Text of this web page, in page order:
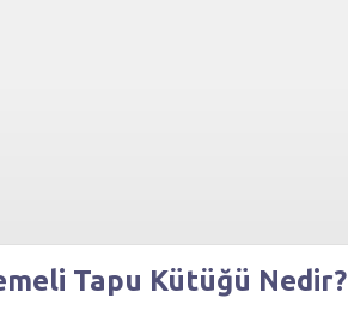
Tapu Kütüğü Nedir?